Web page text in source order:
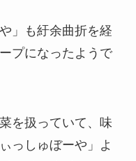
」も紆余曲折を経
プになったようで
を扱っていて、味
っしゅぼーや」よ